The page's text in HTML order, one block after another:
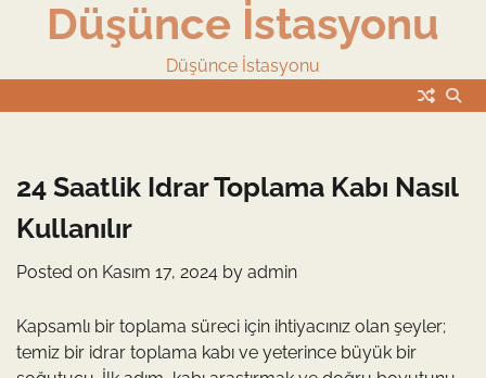
Düşünce İstasyonu
Düşünce İstasyonu
24 Saatlik Idrar Toplama Kabı Nasıl
Kullanılır
Posted on Kasım 17, 2024 by admin
Kapsamlı bir toplama süreci için ihtiyacınız olan şeyler;
temiz bir idrar toplama kabı ve yeterince büyük bir